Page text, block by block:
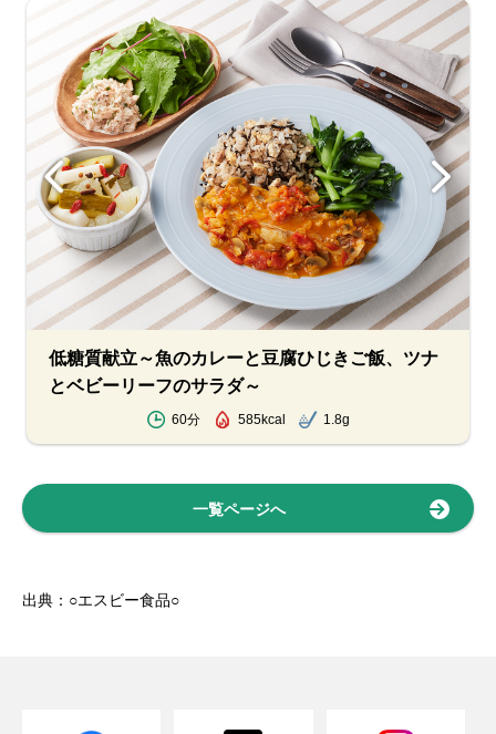
低糖質献立～魚のカレーと豆腐ひじきご飯、ツナ
とベビーリーフのサラダ～
60分 585kcal 1.8g
一覧ページへ
出典：○エスビー食品○